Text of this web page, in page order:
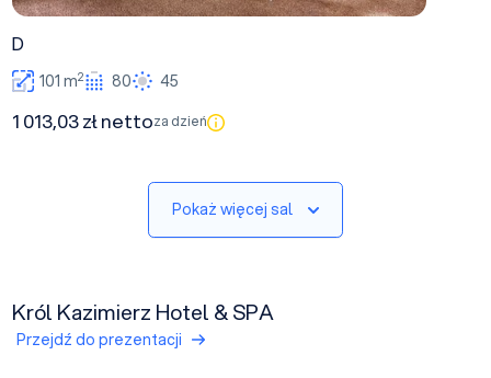
D
101 m2 80 45
1 013,03 zł nettoza dzień
Pokaż więcej sal
Król Kazimierz Hotel & SPA
Przejdź do prezentacji